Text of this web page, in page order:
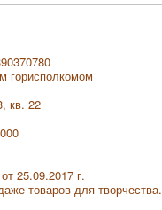
горисполкомом
кв. 22
25.09.2017 г.
товаров для творчества.